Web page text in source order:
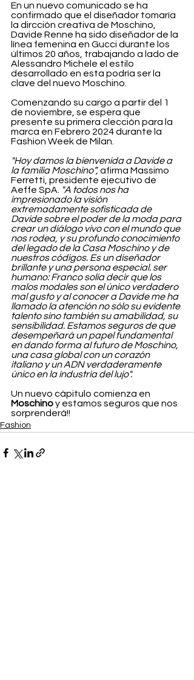
En un nuevo comunicado se ha
confirmado que el diseñador tomaría
la dircción creativa de Moschino,
Davide Renne ha sido diseñador de la
línea femenina en Gucci durante los
últimos 20 años, trabajando a lado de
Alessandro Michele el estilo
desarrollado en esta podría ser la
clave del nuevo Moschino.
Comenzando su cargo a partir del 1
de noviembre, se espera que
presente su primera clección para la
marca en Febrero 2024 durante la
Fashion Week de Milan.
"Hoy damos la bienvenida a Davide a
la familia Moschino”, afirma Massimo
Ferretti, presidente ejecutivo de
Aeffe SpA. "A todos nos ha
impresionado la visión
extremadamente sofisticada de
Davide sobre el poder de la moda para
crear un diálogo vivo con el mundo que
nos rodea, y su profundo conocimiento
del legado de la Casa Moschino y de
nuestros códigos. Es un diseñador
brillante y una persona especial. ser
humano: Franco solía decir que los
malos modales son el único verdadero
mal gusto y al conocer a Davide me ha
llamado la atención no sólo su evidente
talento sino también su amabilidad, su
sensibilidad. Estamos seguros de que
desempeñará un papel fundamental
en dando forma al futuro de Moschino,
una casa global con un corazón
italiano y un ADN verdaderamente
único en la industria del lujo".
Un nuevo cápitulo comienza en
Moschino y estamos seguros que nos
sorprenderá!!
Fashion